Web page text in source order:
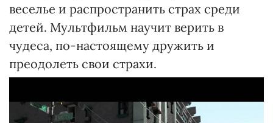
веселье и распространить страх среди
детей. Мультфильм научит верить в
чудеса, по-настоящему дружить и
преодолеть свои страхи.